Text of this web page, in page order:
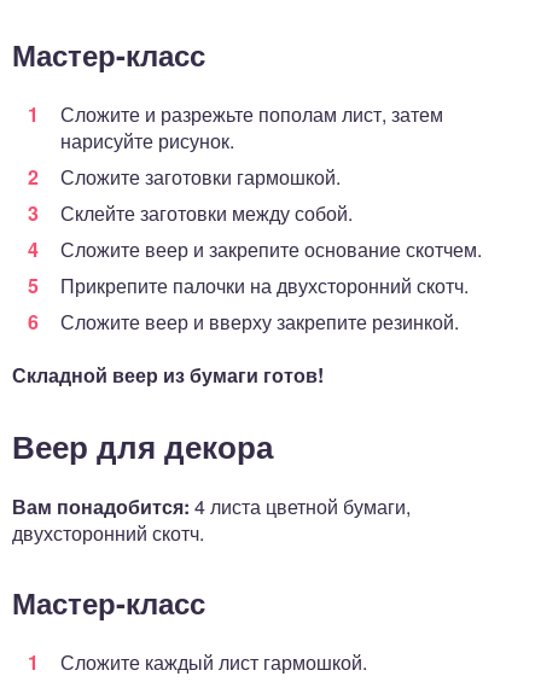
Мастер-класс
Сложите и разрежьте пополам лист, затем
нарисуйте рисунок.
Сложите заготовки гармошкой.
Склейте заготовки между собой.
Сложите веер и закрепите основание скотчем.
Прикрепите палочки на двухсторонний скотч.
Сложите веер и вверху закрепите резинкой.
Складной веер из бумаги готов!
Веер для декора
Вам понадобится: 4 листа цветной бумаги,
двухсторонний скотч.
Мастер-класс
Сложите каждый лист гармошкой.